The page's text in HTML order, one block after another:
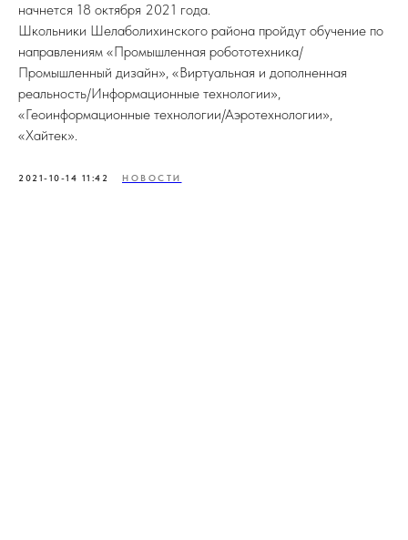
начнется 18 октября 2021 года.
Школьники Шелаболихинского района пройдут обучение по
направлениям «Промышленная робототехника/
Промышленный дизайн», «Виртуальная и дополненная
реальность/Информационные технологии»,
«Геоинформационные технологии/Аэротехнологии»,
«Хайтек».
2021-10-14 11:42 НОВОСТИ